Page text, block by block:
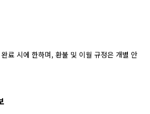
료 시에 한하며, 환불 및 이월 규정은 개별 안